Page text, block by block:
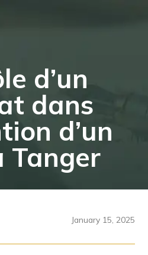
d’un
dans
d’un
Tanger
January 15, 2025